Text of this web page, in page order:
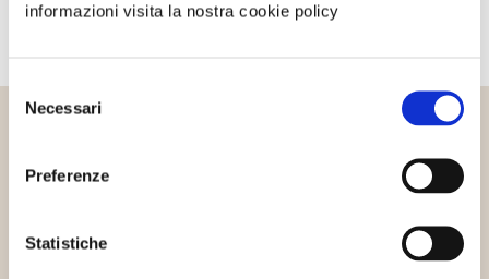
informazioni visita la nostra cookie policy
Selezione
delNecessari
Preferenze
Statistiche
Altri articoli che potrebbero